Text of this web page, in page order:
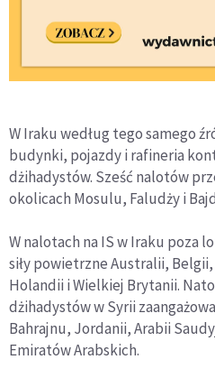
W Iraku według tego samego
budynki, pojazdy i rafineria
dżihadystów. Sześć nalotów
okolicach Mosulu, Faludży i
W nalotach na IS w Iraku poza
siły powietrzne Australii,
Holandii i Wielkiej Brytanii.
dżihadystów w Syrii
Bahrajnu, Jordanii, Arabii
Emiratów Arabskich.